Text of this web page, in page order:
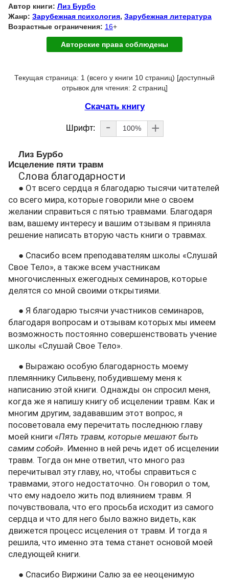
Автор книги: Лиз Бурбо
Жанр: Зарубежная психология, Зарубежная литература
Возрастные ограничения: 16+
Авторские права соблюдены
Текущая страница: 1 (всего у книги 10 страниц) [доступный
отрывок для чтения: 2 страниц]
Скачать книгу
Шрифт: - 100% +
Лиз Бурбо
Исцеление пяти травм
Слова благодарности
● От всего сердца я благодарю тысячи читателей
со всего мира, которые говорили мне о своем
желании справиться с пятью травмами. Благодаря
вам, вашему интересу и вашим отзывам я приняла
решение написать вторую часть книги о травмах.
● Спасибо всем преподавателям школы «Слушай
Свое Тело», а также всем участникам
многочисленных ежегодных семинаров, которые
делятся со мной своими открытиями.
● Я благодарю тысячи участников семинаров,
благодаря вопросам и отзывам которых мы имеем
возможность постоянно совершенствовать учение
школы «Слушай Свое Тело».
● Выражаю особую благодарность моему
племяннику Сильвену, побудившему меня к
написанию этой книги. Однажды он спросил меня,
когда же я напишу книгу об исцелении травм. Как и
многим другим, задававшим этот вопрос, я
посоветовала ему перечитать последнюю главу
моей книги «Пять травм, которые мешают быть
самим собой». Именно в ней речь идет об исцелении
травм. Тогда он мне ответил, что много раз
перечитывал эту главу, но, чтобы справиться с
травмами, этого недостаточно. Он говорил о том,
что ему надоело жить под влиянием травм. Я
почувствовала, что его просьба исходит из самого
сердца и что для него было важно видеть, как
движется процесс исцеления от травм. И тогда я
решила, что именно эта тема станет основой моей
следующей книги.
● Спасибо Виржини Салю за ее неоценимую